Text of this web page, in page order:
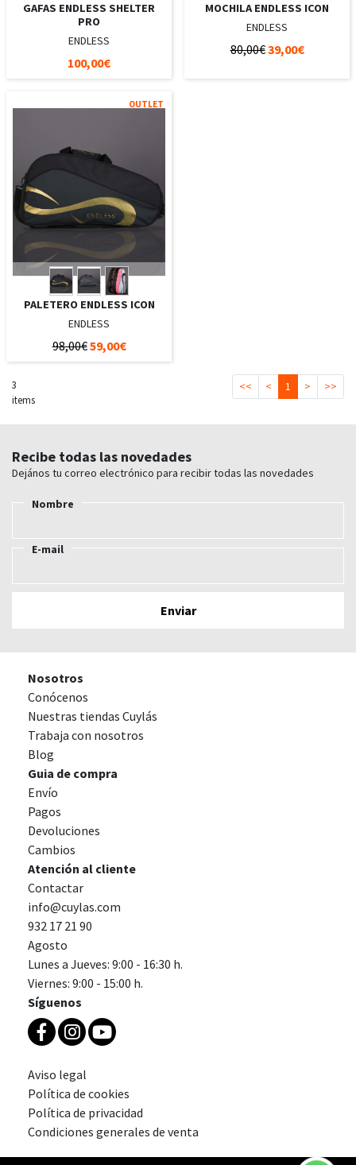
GAFAS ENDLESS SHELTER
PRO
ENDLESS
100,00€
MOCHILA ENDLESS ICON
ENDLESS
80,00€39,00€
OUTLET
PALETERO ENDLESS ICON
ENDLESS
98,00€59,00€
3
items
<< < 1 > >>
Recibe todas las novedades
Dejános tu correo electrónico para recibir todas las novedades
Nombre
E-mail
Nosotros
Conócenos
Nuestras tiendas Cuylás
Trabaja con nosotros
Blog
Guia de compra
Envío
Pagos
Devoluciones
Cambios
Atención al cliente
Contactar
info@cuylas.com
932 17 21 90
Agosto
Lunes a Jueves: 9:00 - 16:30 h.
Viernes: 9:00 - 15:00 h.
Síguenos
Aviso legal
Política de cookies
Política de privacidad
Condiciones generales de venta